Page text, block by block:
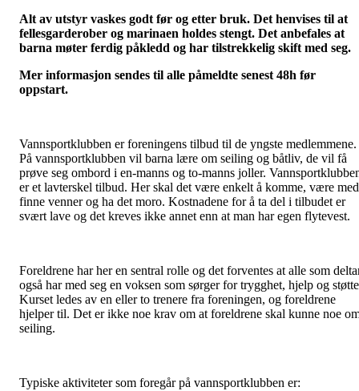
Alt av utstyr vaskes godt før og etter bruk. Det henvises til at
fellesgarderober og marinaen holdes stengt. Det anbefales at
barna møter ferdig påkledd og har tilstrekkelig skift med seg.
Mer informasjon sendes til alle påmeldte senest 48h før
oppstart.
Vannsportklubben er foreningens tilbud til de yngste medlemmene.
På vannsportklubben vil barna lære om seiling og båtliv, de vil få
prøve seg ombord i en-manns og to-manns joller.
er et lavterskel tilbud. Her skal det være enkelt å komme, være
finne venner og ha det moro. Kostnadene for å ta del i tilbudet er
svært lave og det kreves ikke annet enn at man har egen flytevest.
Foreldrene har her en sentral rolle og det forventes at alle som
også har med seg en voksen som sørger for trygghet, hjelp og
Kurset ledes av en eller to trenere fra foreningen, og foreldrene
hjelper til. Det er ikke noe krav om at foreldrene skal kunne noe
seiling.
Typiske aktiviteter som foregår på vannsportklubben er: